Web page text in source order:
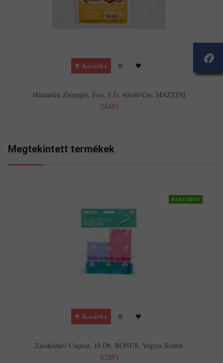
Kosárba
Háztartási Zsírpapír, Íves, 5 Ív, 60x80 Cm, MAZZINI
284Ft
Megtekintett termékek
RAKTÁRON
Kosárba
Zacskózáró Csipesz, 10 Db, BONUS, Vegyes Színek
628Ft